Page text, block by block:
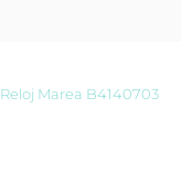
Reloj Marea B4140703